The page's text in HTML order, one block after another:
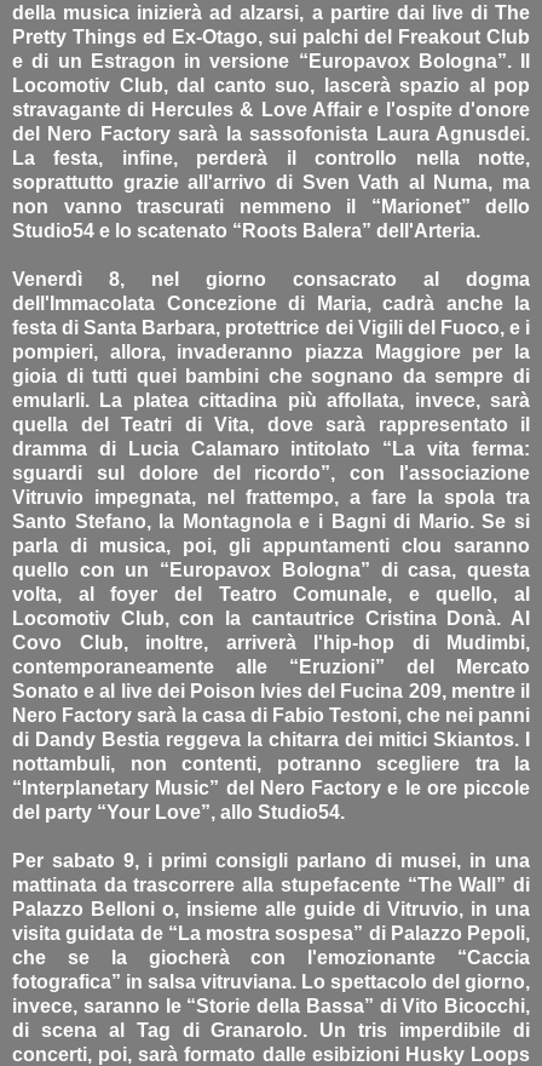
della musica inizierà ad alzarsi, a partire dai live di The
Pretty Things ed Ex-Otago, sui palchi del Freakout Club
e di un Estragon in versione “Europavox Bologna”. Il
Locomotiv Club, dal canto suo, lascerà spazio al pop
stravagante di Hercules & Love Affair e l'ospite d'onore
del Nero Factory sarà la sassofonista Laura Agnusdei.
La festa, infine, perderà il controllo nella notte,
soprattutto grazie all'arrivo di Sven Vath al Numa, ma
non vanno trascurati nemmeno il “Marionet” dello
Studio54 e lo scatenato “Roots Balera” dell'Arteria.
Venerdì 8, nel giorno consacrato al dogma
dell'Immacolata Concezione di Maria, cadrà anche la
festa di Santa Barbara, protettrice dei Vigili del Fuoco, e i
pompieri, allora, invaderanno piazza Maggiore per la
gioia di tutti quei bambini che sognano da sempre di
emularli. La platea cittadina più affollata, invece, sarà
quella del Teatri di Vita, dove sarà rappresentato il
dramma di Lucia Calamaro intitolato “La vita ferma:
sguardi sul dolore del ricordo”, con l'associazione
Vitruvio impegnata, nel frattempo, a fare la spola tra
Santo Stefano, la Montagnola e i Bagni di Mario. Se si
parla di musica, poi, gli appuntamenti clou saranno
quello con un “Europavox Bologna” di casa, questa
volta, al foyer del Teatro Comunale, e quello, al
Locomotiv Club, con la cantautrice Cristina Donà. Al
Covo Club, inoltre, arriverà l'hip-hop di Mudimbi,
contemporaneamente alle “Eruzioni” del Mercato
Sonato e al live dei Poison Ivies del Fucina 209, mentre il
Nero Factory sarà la casa di Fabio Testoni, che nei panni
di Dandy Bestia reggeva la chitarra dei mitici Skiantos. I
nottambuli, non contenti, potranno scegliere tra la
“Interplanetary Music” del Nero Factory e le ore piccole
del party “Your Love”, allo Studio54.
Per sabato 9, i primi consigli parlano di musei, in una
mattinata da trascorrere alla stupefacente “The Wall” di
Palazzo Belloni o, insieme alle guide di Vitruvio, in una
visita guidata de “La mostra sospesa” di Palazzo Pepoli,
che se la giocherà con l'emozionante “Caccia
fotografica” in salsa vitruviana. Lo spettacolo del giorno,
invece, saranno le “Storie della Bassa” di Vito Bicocchi,
di scena al Tag di Granarolo. Un tris imperdibile di
concerti, poi, sarà formato dalle esibizioni Husky Loops